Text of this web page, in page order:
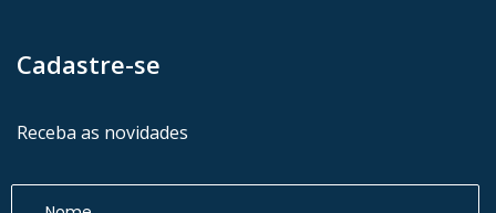
Cadastre-se
Receba as novidades